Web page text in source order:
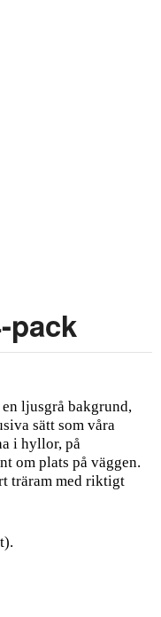
pack
ljusgrå bakgrund,
sätt som våra
i hyllor, på
om plats på väggen.
träram med riktigt